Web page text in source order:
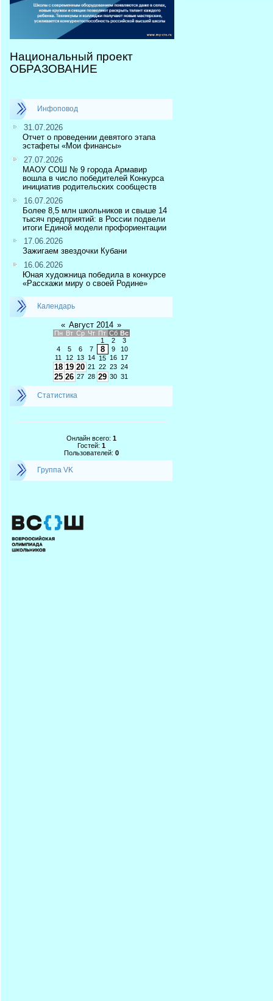
Национальный проект
ОБРАЗОВАНИЕ
Инфоповод
31.07.2026
Отчет о проведении девятого этапа
эстафеты «Мои финансы»
27.07.2026
МАОУ СОШ № 9 города Армавир
вошла в число победителей Конкурса
инициатив родительских сообществ
16.07.2026
Более 8,5 млн школьников и свыше 14
тысяч предприятий: в России подвели
итоги Единой модели профориентации
17.06.2026
Зажигаем звездочки Кубани
16.06.2026
Юная художница победила в конкурсе
«Расскажи миру о своей Родине»
Календарь
« Август 2014 »
Пн Вт Ср Чт Пт Сб Вс
1
2
3
4
5 6 7 8 9
10
11
12 13 14 15 16 17
18 19 20 21 22 23 24
25 26 27 28 29 30 31
Статистика
Онлайн всего: 1
Гостей: 1
Пользователей: 0
Группа VK